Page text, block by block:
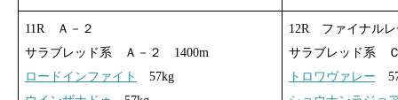
11R Ａ－２
サラブレッド系 Ａ－２ 1400m
ロードインファイト
57kg
12R ファイナルレ
サラブレッド系
トロワヴァレー